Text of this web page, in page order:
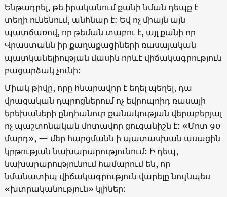
Ենթադրել, թե իրականում քանի նման դեպք է
տեղի ունենում, անհնար է: Եվ ոչ միայն այն
պատճառով, որ թեման տաբու է, այլ քանի որ
Վրաստանն իր քաղաքացիների ռասայական
պատկանելիության մասին որևէ վիճակագրություն
բացարձակ չունի:
Միակ թիվը, որը հնարավոր է եղել պեղել, դա
վրացական դպրոցներում ոչ եվրոպոիդ ռասայի
երեխաների ընդհանուր քանակության վերաբերյալ
ոչ պաշտոնական մոտավոր ցուցանիշն է: «Մոտ 90
մարդ», — մեր հարցմանն ի պատասխան ասացին
կրթության նախարարությունում: Ի դեպ,
նախարարությունում համարում են, որ
նմանատիպ վիճակագրություն վարելը նույնպես
«խտրականություն» կլիներ: